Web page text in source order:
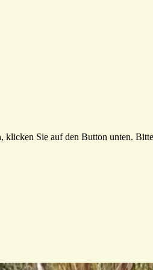
Sie auf den Button unten.